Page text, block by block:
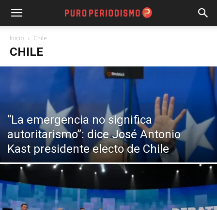
Inicio Chile
CHILE
“La emergencia no significa
autoritarismo”: dice José Antonio
Kast presidente electo de Chile